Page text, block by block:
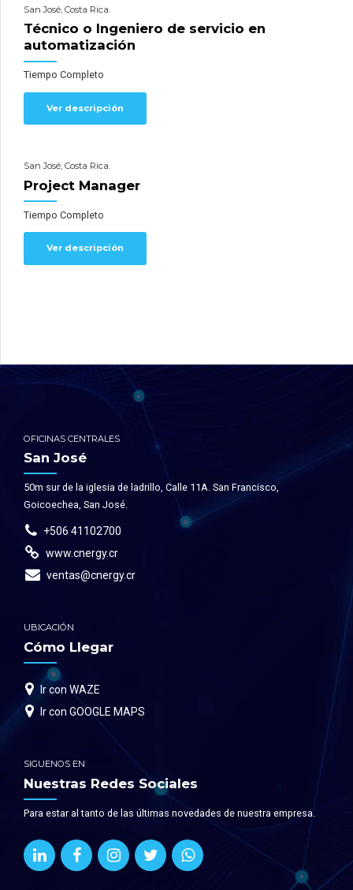
San José, Costa Rica.
Técnico o Ingeniero de servicio en
automatización
Tiempo Completo
Ver descripción
San José, Costa Rica.
Project Manager
Tiempo Completo
Ver descripción
OFICINAS CENTRALES
San José
50m sur de la iglesia de ladrillo, Calle 11A. San Francisco,
Goicoechea, San José.
+506 41102700
www.cnergy.cr
ventas@cnergy.cr
UBICACIÓN
Cómo Llegar
Ir con WAZE
Ir con GOOGLE MAPS
SIGUENOS EN
Nuestras Redes Sociales
Para estar al tanto de las últimas novedades de nuestra empresa.